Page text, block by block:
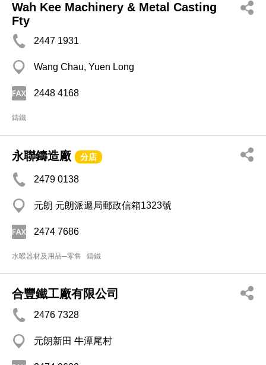
Wah Kee Machinery & Metal Casting
Fty
2447 1931
Wang Chau, Yuen Long
2448 4168
鑄鐵
永聯鑄造廠 分店
2479 0138
元朗 元朗派遞局郵政信箱1323號
2474 7686
水喉器材及用品─零售 鑄鐵
合豐鐵工廠有限公司
2476 7328
元朗新田 牛潭尾村